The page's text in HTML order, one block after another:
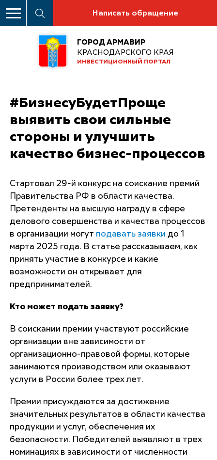
Написать обращение
ГОРОД АРМАВИР
КРАСНОДАРСКОГО КРАЯ
ИНВЕСТИЦИОННЫЙ ПОРТАЛ
#БизнесуБудетПроще
выявить свои сильные
стороны и улучшить
качество бизнес-процессов
Стартовал 29-й конкурс на соискание премий
Правительства РФ в области качества.
Претенденты на высшую награду в сфере
делового совершенства и качества процессов
в организации могут подавать заявки до 1
марта 2025 года. В статье рассказываем, как
принять участие в конкурсе и какие
возможности он открывает для
предпринимателей.
Кто может подать заявку?
В соискании премии участвуют российские
организации вне зависимости от
организационно-правовой формы, которые
занимаются производством или оказывают
услуги в России более трех лет.
Премии присуждаются за достижение
значительных результатов в области качества
продукции и услуг, обеспечения их
безопасности. Победителей выявляют в трех
номинациях в зависимости от численности